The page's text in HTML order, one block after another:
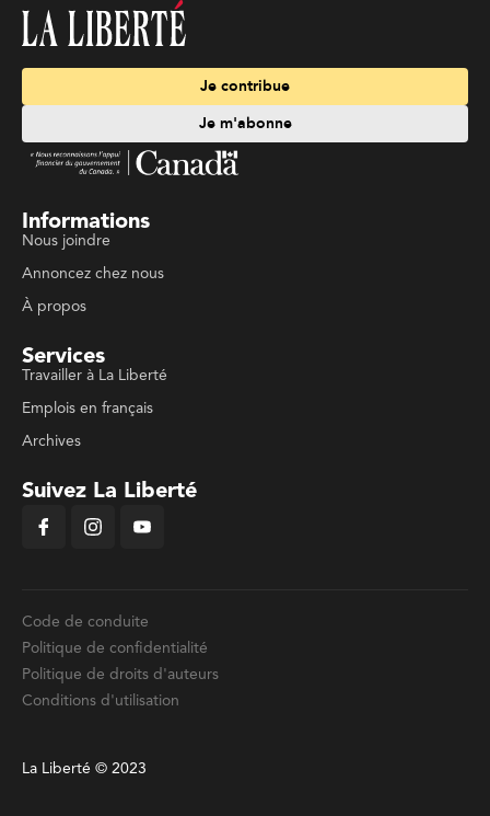
Je contribue
Je m'abonne
Informations
Nous joindre
Annoncez chez nous
À propos
Services
Travailler à La Liberté
Emplois en français
Archives
Suivez La Liberté
Code de conduite
Politique de confidentialité
Politique de droits d'auteurs
Conditions d'utilisation
La Liberté © 2023